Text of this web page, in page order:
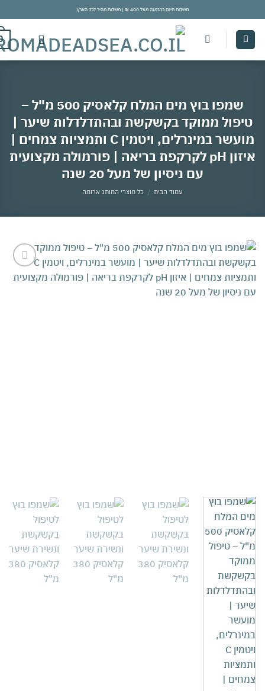
משלוח חינם בהזמנה מעל 400 ₪ | משלוח מהיר לכל הארץ
0
שמפו בוץ מים המלח קלאסיק 500 מ"ל –
ממוקד בקשקשת ובהתדלדלות שיער |
מועשר במינרלים, ויטמין C ותמציות צמחים |
איזון pH לקרקפת בריאה | פורמולה מקצועית
עם ניסיון של מעל 20 שנה
עמוד הבית / כל מוצרי המותג ארומה
אהבתי